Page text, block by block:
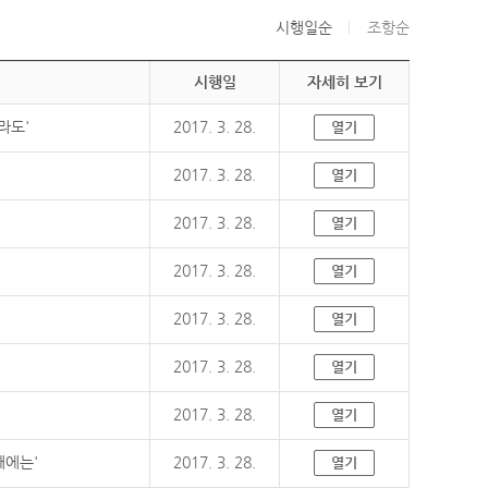
시행일순 조항순
시행일 자세히 보기
도' 2017. 3. 28. 열기
2017. 3. 28. 열기
2017. 3. 28. 열기
2017. 3. 28. 열기
2017. 3. 28. 열기
2017. 3. 28. 열기
2017. 3. 28. 열기
에는' 2017. 3. 28. 열기